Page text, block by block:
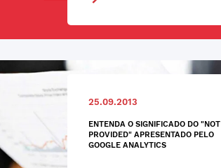
25.09.2013
ENTENDA O SIGNIFICADO DO "NOT
PROVIDED" APRESENTADO PELO
GOOGLE ANALYTICS